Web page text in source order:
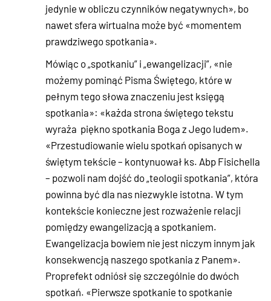
jedynie w obliczu czynników negatywnych», bo
nawet sfera wirtualna może być «momentem
prawdziwego spotkania».
Mówiąc o „spotkaniu” i „ewangelizacji”, «nie
możemy pominąć Pisma Świętego, które w
pełnym tego słowa znaczeniu jest księgą
spotkania»: «każda strona świętego tekstu
wyraża piękno spotkania Boga z Jego ludem».
«Przestudiowanie wielu spotkań opisanych w
świętym tekście – kontynuował ks. Abp Fisichella
– pozwoli nam dojść do „teologii spotkania”, która
powinna być dla nas niezwykle istotna. W tym
kontekście konieczne jest rozważenie relacji
pomiędzy ewangelizacją a spotkaniem.
Ewangelizacja bowiem nie jest niczym innym jak
konsekwencją naszego spotkania z Panem».
Proprefekt odniósł się szczególnie do dwóch
spotkań. «Pierwsze spotkanie to spotkanie